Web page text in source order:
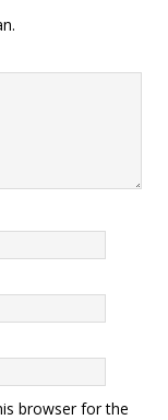
browser for the